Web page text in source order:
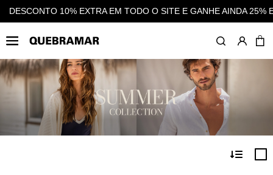
O SITE E GANHE AINDA 25% EM CASHBACK EM TODAS AS